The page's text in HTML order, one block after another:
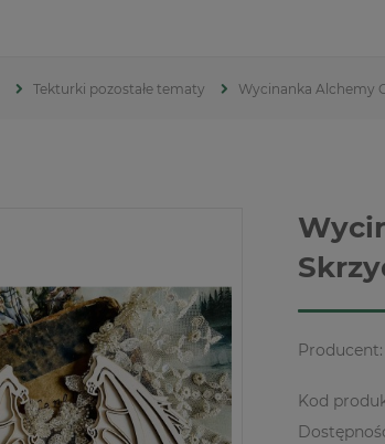
Tekturki pozostałe tematy Wycinanka Alchemy
Producent:
Kod